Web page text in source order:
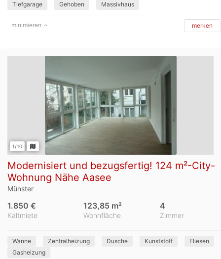
Tiefgarage
Gehoben Massivhaus
minimieren merken
1/10
Modernisiert und bezugsfertig! 124 m²-City-
Wohnung Nähe Aasee
Münster
Kaltmiete
1.850 €
Wohnfläche
123,85 m²
Zimmer
4
Wanne Zentralheizung Dusche Kunststoff
Fliesen
Gasheizung